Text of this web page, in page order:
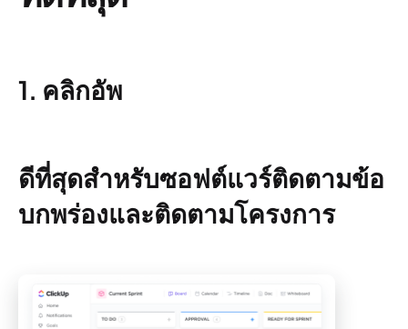
1. คลิกอัพ
ดีที่สุดสำหรับซอฟต์แวร์ติดตามข้อ
บกพร่องและติดตามโครงการ